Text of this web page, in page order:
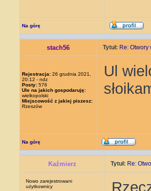
Na górę
stach56 Tytuł: Re: Otwory
Rejestracja: 26 grudnia 2021,
20:12 - ndz
Posty: 576
Ule na jakich gospodaruję:
wielkopolski
Miejscowość z jakiej piszesz:
Rzeszów
Ul
Na górę
Kaźmierz Tytuł: Re:
Nowo zarejestrowani
użytkownicy